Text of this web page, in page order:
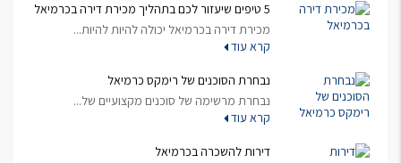
5 טיפים שיעזור לכם בתהליך מכירת דירה בכרמיאל
מכירת דירה בכרמיאל יכולה להיות להיות...
קרא עוד
נבחרת הסוכנים של רימקס כרמיאל
נבחרת מרשימה של סוכנים מקצועיים של...
קרא עוד
דירות להשכרה בכרמיאל